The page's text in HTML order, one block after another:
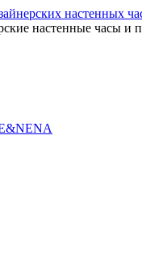
настенные часы и